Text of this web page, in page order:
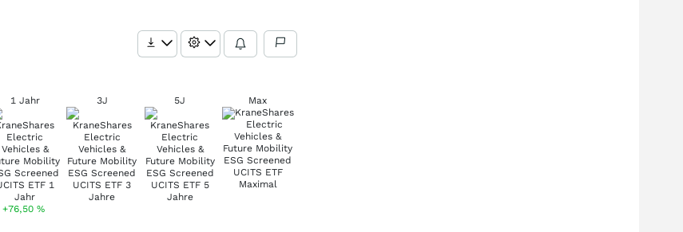
1 Jahr
+76,50 %
3J 5J Max